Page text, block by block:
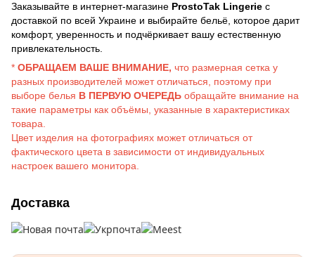
Заказывайте в интернет-магазине ProstoTak Lingerie с
доставкой по всей Украине и выбирайте бельё, которое дарит
комфорт, уверенность и подчёркивает вашу естественную
привлекательность.
* ОБРАЩАЕМ ВАШЕ ВНИМАНИЕ, что размерная сетка у
разных производителей может отличаться, поэтому при
выборе белья В ПЕРВУЮ ОЧЕРЕДЬ обращайте внимание на
такие параметры как объёмы, указанные в характеристиках
товара.
Цвет изделия на фотографиях может отличаться от
фактического цвета в зависимости от индивидуальных
настроек вашего монитора.
Доставка